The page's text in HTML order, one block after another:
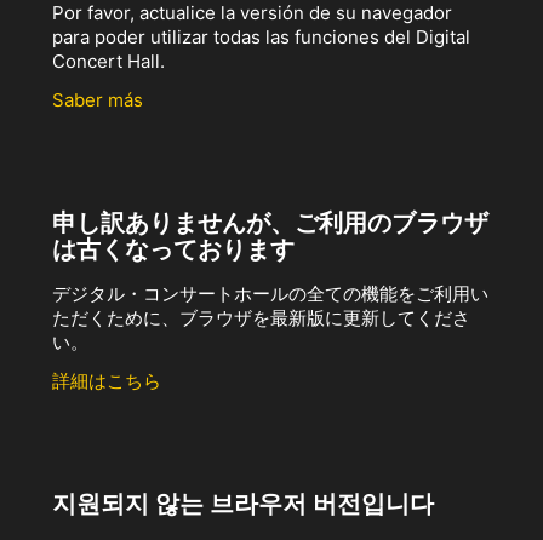
Por favor, actualice la versión de su navegador
para poder utilizar todas las funciones del Digital
Concert Hall.
Saber más
申し訳ありませんが、ご利用のブラウザ
は古くなっております
デジタル・コンサートホールの全ての機能をご利用い
ただくために、ブラウザを最新版に更新してくださ
い。
詳細はこちら
지원되지 않는 브라우저 버전입니다